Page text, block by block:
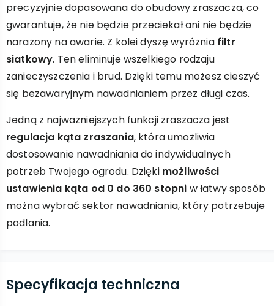
precyzyjnie dopasowana do obudowy zraszacza, co
gwarantuje, że nie będzie przeciekał ani nie będzie
narażony na awarie. Z kolei dyszę wyróżnia filtr
siatkowy. Ten eliminuje wszelkiego rodzaju
zanieczyszczenia i brud. Dzięki temu możesz cieszyć
się bezawaryjnym nawadnianiem przez długi czas.
Jedną z najważniejszych funkcji zraszacza jest
regulacja kąta zraszania, która umożliwia
dostosowanie nawadniania do indywidualnych
potrzeb Twojego ogrodu. Dzięki możliwości
ustawienia kąta od 0 do 360 stopni w łatwy sposób
można wybrać sektor nawadniania, który potrzebuje
podlania.
Specyfikacja techniczna